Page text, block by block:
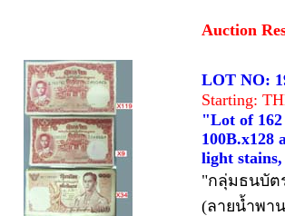
Auction
LOT NO:
Starting:
"Lot of
100B.x128
light
"กลุ่มธนบัต
(ลายน้ำพาน